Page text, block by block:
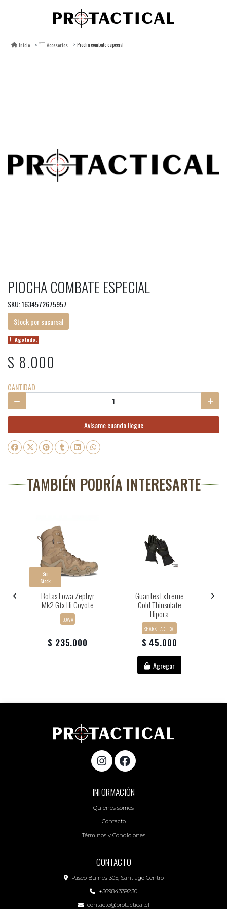
Inicio Accesorios Piocha combate especial
PIOCHA COMBATE ESPECIAL
SKU: 1634572675957
Stock por sucursal
Agotado.
$ 8.000
CANTIDAD
Avísame cuando llegue
TAMBIÉN PODRÍA INTERESARTE
Sin
Stock
Botas Lowa Zephyr
Mk2 Gtx Hi Coyote
LOWA
$ 235.000
Guantes Extreme
Cold Thinsulate
Hipora
SHARK TACTICAL
$ 45.000
Agregar
INFORMACIÓN
Quiénes somos
Contacto
Términos y Condiciones
CONTACTO
Paseo Bulnes 305, Santiago Centro
+56984339230
contacto@protactical.cl